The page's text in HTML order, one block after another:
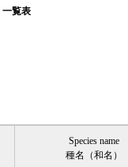
一覧表
Species name
種名（和名）